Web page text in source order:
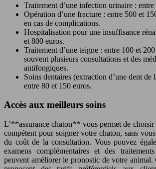
Traitement d’une infection urinaire :
Opération d’une fracture : entre 500 et
en cas de complications.
Hospitalisation pour une insuffisance
et 800 euros.
Traitement d’une teigne : entre 100 et
souvent plusieurs consultations et des
antifongiques.
Soins dentaires (extraction d’une dent de
entre 80 et 150 euros.
Accès aux meilleurs soins
L’**assurance chaton** vous permet de
compétent pour soigner votre chaton, sans
du coût de la consultation. Vous pouvez
examens complémentaires et des
peuvent améliorer le pronostic de votre animal.